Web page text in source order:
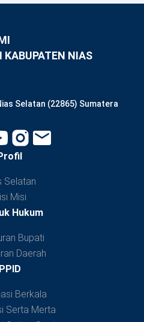
KABUPATEN NIAS
Selatan (22865) Sumatera
Selatan
Misi
Hukum
Bupati
Daerah
PPID
Berkala
Serta Merta